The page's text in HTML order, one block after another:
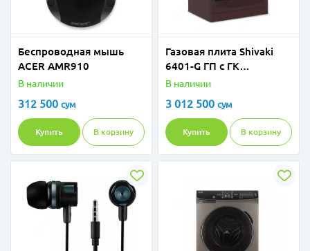
Беспроводная мышь
ACER AMR910
В наличии
312 500 сум
Купить В корзину
Газовая плита Shivaki
6401-G ГП с ГК
Коричневый
В наличии
3 012 500 сум
Купить В корзину